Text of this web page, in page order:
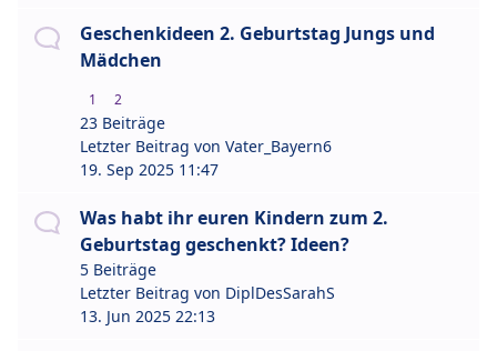
Geschenkideen 2. Geburtstag Jungs und
Mädchen
1 2
23 Beiträge
Letzter Beitrag von Vater_Bayern6
19. Sep 2025 11:47
Was habt ihr euren Kindern zum 2.
Geburtstag geschenkt? Ideen?
5 Beiträge
Letzter Beitrag von DiplDesSarahS
13. Jun 2025 22:13